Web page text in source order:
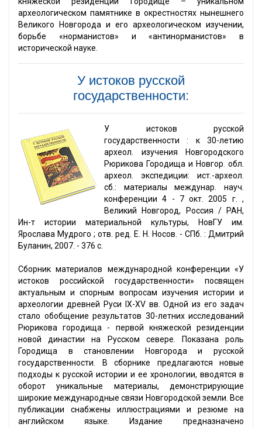
археологическом памятнике в окрестностях нынешнего
Великого Новгорода и его археологическом изучении,
борьбе «норманистов» и «антинорманистов» в
исторической науке.
У истоков русской
государственности:
У истоков русской
государственности : к 30-летию
археол. изучения Новгородского
Рюрикова Городища и Новгор. обл.
археол. экспедиции: ист.-археол.
сб.: материалы междунар. науч.
конференции 4 - 7 окт. 2005 г. ,
Великий Новгород, Россия / РАН,
Ин-т истории материальной культуры, НовГУ им.
Ярослава Мудрого ; отв. ред. Е. Н. Носов. - СПб. : Дмитрий
Буланин, 2007. - 376 с.
Сборник материалов международной конференции «У
истоков российской государственности» посвящен
актуальным и спорным вопросам изучения истории и
археологии древней Руси IX-XV вв. Одной из его задач
стало обобщение результатов 30-летних исследований
Рюрикова городища - первой княжеской резиденции
новой династии на Русском севере. Показана роль
Городища в становлении Новгорода и русской
государственности. В сборнике предлагаются новые
подходы к русской истории и ее хронологии, вводятся в
оборот уникальные материалы, демонстрирующие
широкие международные связи Новгородской земли. Все
публикации снабжены иллюстрациями и резюме на
английском языке. Издание предназначено